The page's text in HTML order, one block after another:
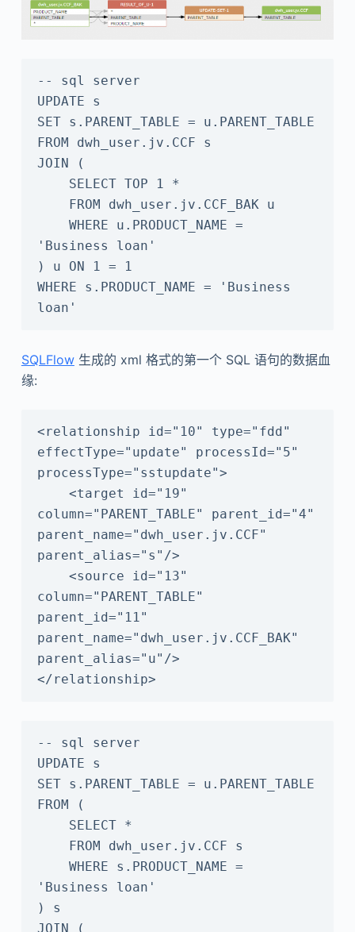
-- sql server
UPDATE s
SET s.PARENT_TABLE = u.PARENT_TABLE
FROM dwh_user.jv.CCF s
JOIN (
'Business loan'
) u ON 1 = 1
WHERE s.PRODUCT_NAME = 'Business
SQLFlow生成的 xml 格式的第一个 SQL 语句的数据血
缘:
<relationship id="10" type="fdd"
effectType="update" processId="5"
processType="sstupdate">
column="PARENT_TABLE" parent_id="4"
parent_name="dwh_user.jv.CCF"
parent_alias="s"/>
column="PARENT_TABLE"
parent_id="11"
parent_name="dwh_user.jv.CCF_BAK"
parent_alias="u"/>
</relationship>
-- sql server
UPDATE s
SET s.PARENT_TABLE = u.PARENT_TABLE
FROM (
'Business loan'
) s
JOIN (